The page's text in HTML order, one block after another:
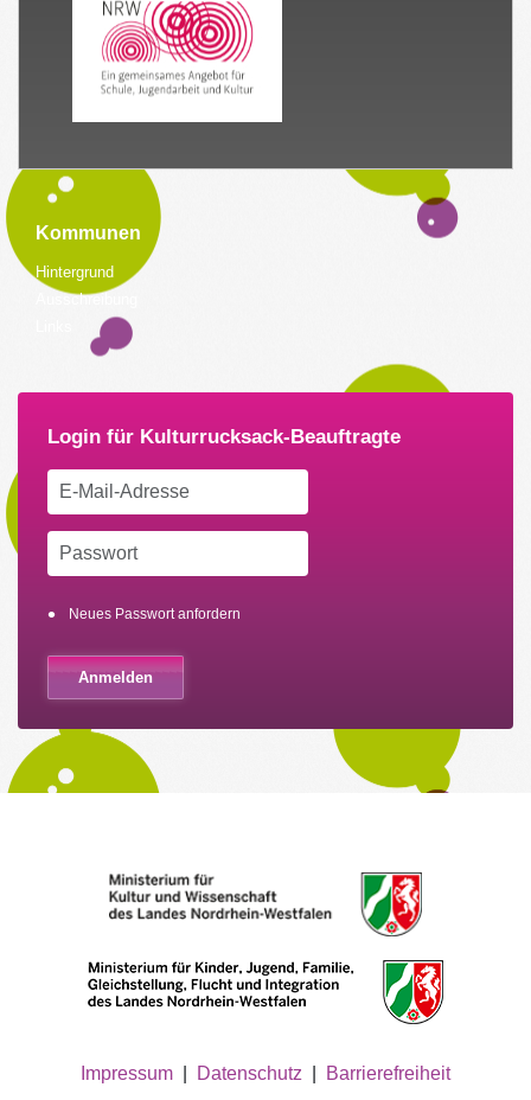
Kommunen
Hintergrund
Ausschreibung
Neues Passwort anfordern
Impressum Datenschutz Barrierefreiheit